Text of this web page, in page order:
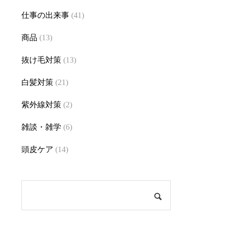
仕事の出来事 (41)
商品 (13)
抜け毛対策 (13)
白髪対策 (21)
紫外線対策 (2)
雑談・雑学 (6)
頭皮ケア (14)